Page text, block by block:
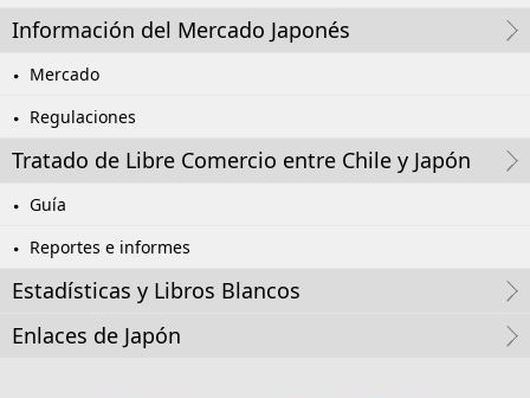
Información del Mercado Japonés
Mercado
Regulaciones
Tratado de Libre Comercio entre Chile y Japón
Guía
Reportes e informes
Estadísticas y Libros Blancos
Enlaces de Japón